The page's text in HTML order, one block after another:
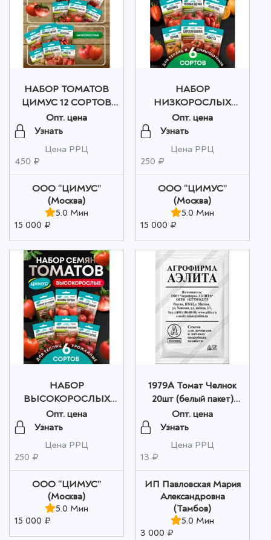
НАБОР ТОМАТОВ
ЦИМУС 12 СОРТОВ
оптом
Опт. цена
Узнать
Цена РРЦ
450 ₽
ООО “ЦИМУС”
(Москва)
5.0 Мин
15 000 ₽
НАБОР
НИЗКОРОСЛЫХ
ТОМАТОВ ЦИМУС 6
СОРТОВ оптом
Опт. цена
Узнать
Цена РРЦ
250 ₽
ООО “ЦИМУС”
(Москва)
5.0 Мин
15 000 ₽
НАБОР
ВЫСОКОРОСЛЫХ
ТОМАТОВ ЦИМУС 6
СОРТОВ оптом
Опт. цена
Узнать
Цена РРЦ
250 ₽
ООО “ЦИМУС”
(Москва)
5.0 Мин
15 000 ₽
1979A Томат Челнок
20шт (белый пакет)
оптом
Опт. цена
Узнать
Цена РРЦ
13 ₽
ИП Павловская Мария
Александровна
(Тамбов)
5.0 Мин
3 000 ₽